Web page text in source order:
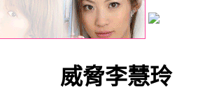
威脅李慧玲